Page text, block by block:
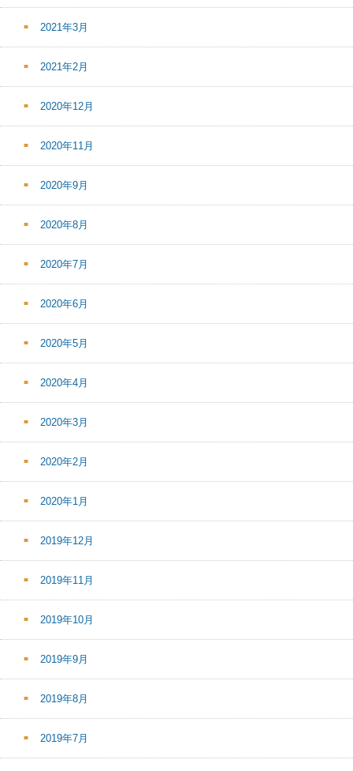
2021年3月
2021年2月
2020年12月
2020年11月
2020年9月
2020年8月
2020年7月
2020年6月
2020年5月
2020年4月
2020年3月
2020年2月
2020年1月
2019年12月
2019年11月
2019年10月
2019年9月
2019年8月
2019年7月